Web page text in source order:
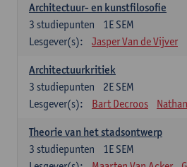
Architectuur- en kunstfilosofie
1E SEM
3 studiepunten
Lesgever(s):
Jasper Van de Vijver
Architectuurkritiek
2E SEM
3 studiepunten
Lesgever(s):
Bart Decroos
Theorie van het stadsontwerp
1E SEM
3 studiepunten